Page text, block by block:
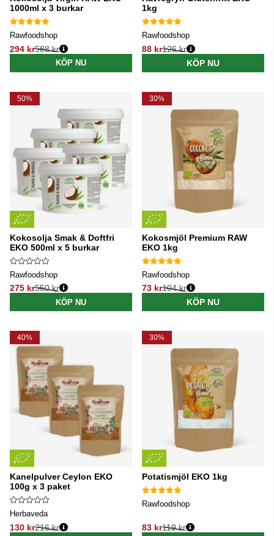
1000ml x 3 burkar
Rawfoodshop
294 kr
Ordinarie pris:
588 kr
KÖP NU
1kg
Rawfoodshop
88 kr
Ordinarie pris:
126 kr
KÖP NU
50%
Kokosolja Smak & Doftfri
EKO 500ml x 5 burkar
Rawfoodshop
275 kr
Ordinarie pris:
550 kr
KÖP NU
30%
Kokosmjöl Premium RAW
EKO 1kg
Rawfoodshop
73 kr
Ordinarie pris:
104 kr
KÖP NU
40%
Kanelpulver Ceylon EKO
100g x 3 paket
Herbaveda
130 kr
Ordinarie pris:
216 kr
30%
Potatismjöl EKO 1kg
Rawfoodshop
83 kr
Ordinarie pris:
119 kr